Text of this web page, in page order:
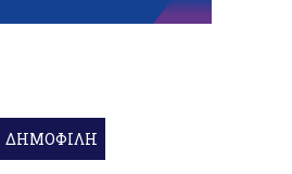
ΔΗΜΟΦΙΛΗ